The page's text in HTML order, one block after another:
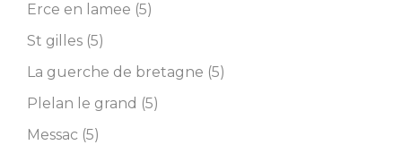
Erce en lamee (5)
St gilles (5)
La guerche de bretagne (5)
Plelan le grand (5)
Messac (5)